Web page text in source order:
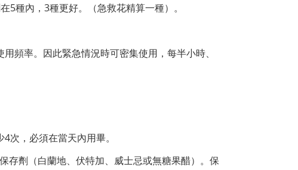
種內，3種更好。（急救花精算一種）。
頻率。因此緊急情況時可密集使用，每半小時、
次，必須在當天內用畢。
存劑（白蘭地、伏特加、威士忌或無糖果醋）。保